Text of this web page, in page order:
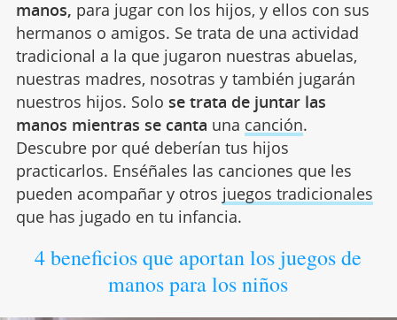
manos, para jugar con los hijos, y ellos con sus
hermanos o amigos. Se trata de una actividad
tradicional a la que jugaron nuestras abuelas,
nuestras madres, nosotras y también jugarán
nuestros hijos. Solo se trata de juntar las
manos mientras se canta una canción.
Descubre por qué deberían tus hijos
practicarlos. Enséñales las canciones que les
pueden acompañar y otros juegos tradicionales
que has jugado en tu infancia.
4 beneficios que aportan los juegos de
manos para los niños